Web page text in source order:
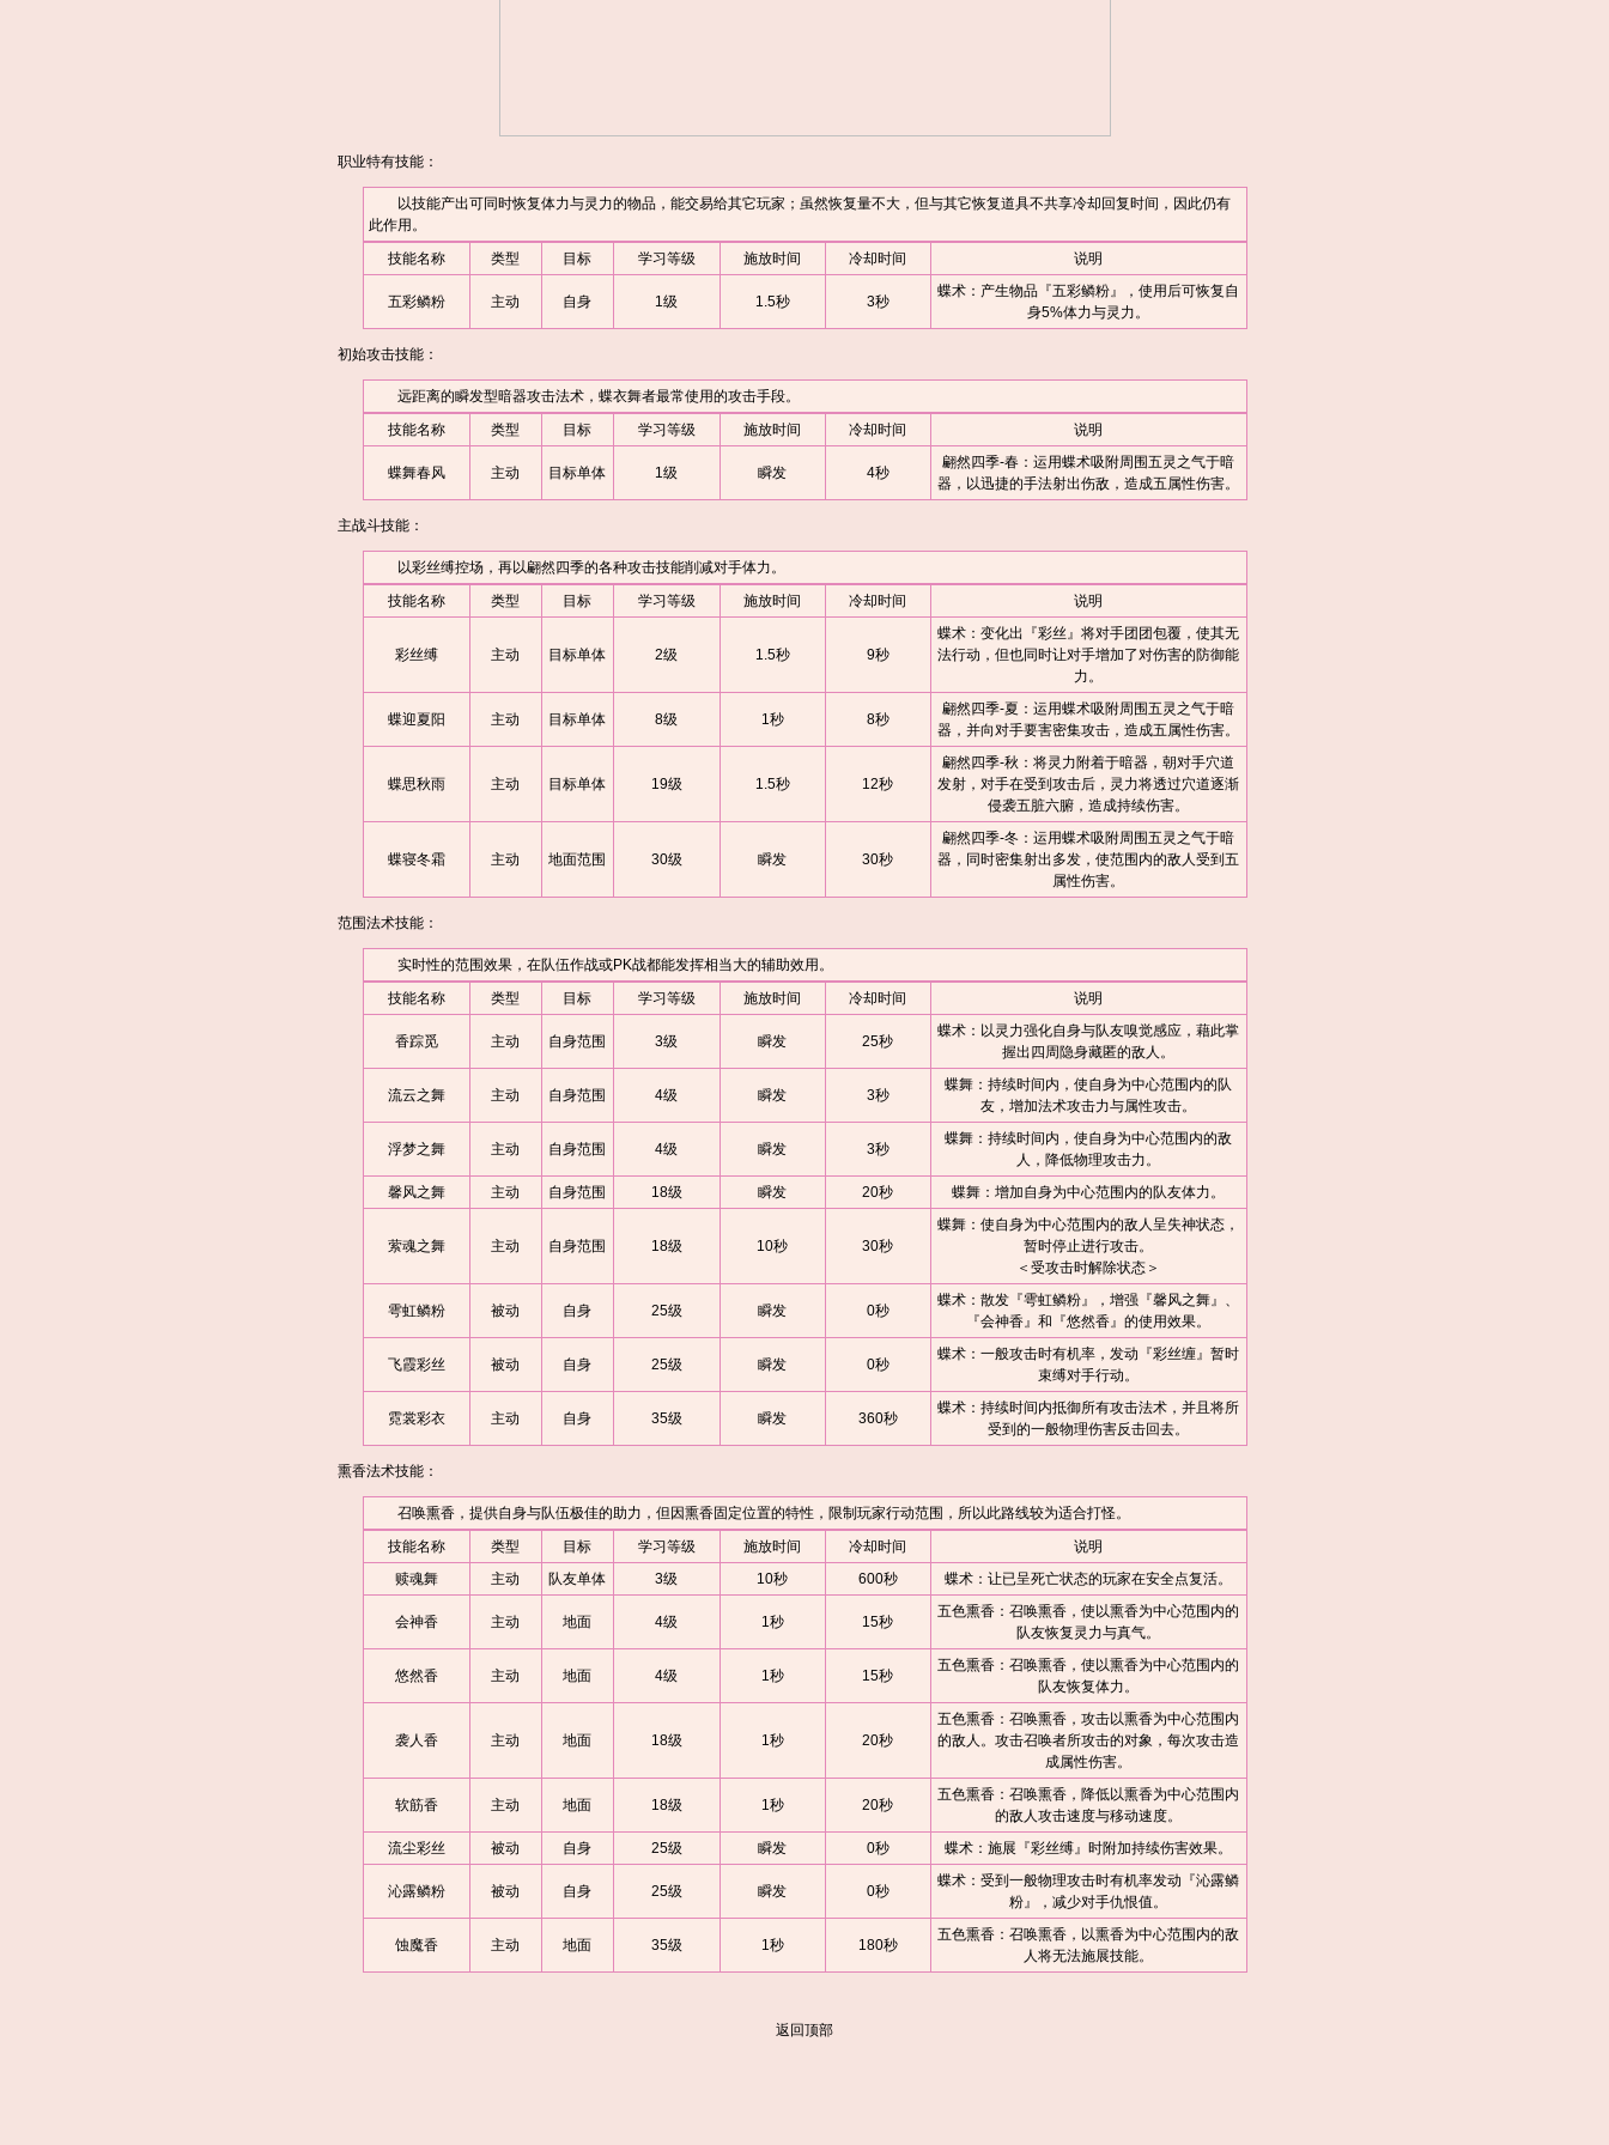
职业特有技能：
以技能产出可同时恢复体力与灵力的物品，能交易给其它玩家；虽然恢复量不大，但与其它恢复道具不共享冷却回复时间，因此仍有
此作用。
技能名称
类型 目标 学习等级 施放时间 冷却时间 说明
五彩鳞粉 主动 自身 1级 1.5秒 3秒
蝶术：产生物品『五彩鳞粉』，使用后可恢复自
身5%体力与灵力。
初始攻击技能：
远距离的瞬发型暗器攻击法术，蝶衣舞者最常使用的攻击手段。
技能名称
类型 目标 学习等级 施放时间 冷却时间 说明
蝶舞春风 主动 目标单体 1级 瞬发 4秒
翩然四季-春：运用蝶术吸附周围五灵之气于暗
器，以迅捷的手法射出伤敌，造成五属性伤害。
主战斗技能：
以彩丝缚控场，再以翩然四季的各种攻击技能削减对手体力。
技能名称
类型 目标 学习等级 施放时间 冷却时间 说明
彩丝缚 主动 目标单体 2级 1.5秒 9秒
蝶术：变化出『彩丝』将对手团团包覆，使其无
法行动，但也同时让对手增加了对伤害的防御能
力。
蝶迎夏阳 主动 目标单体 8级 1秒 8秒
翩然四季-夏：运用蝶术吸附周围五灵之气于暗
器，并向对手要害密集攻击，造成五属性伤害。
蝶思秋雨 主动 目标单体 19级 1.5秒 12秒
翩然四季-秋：将灵力附着于暗器，朝对手穴道
发射，对手在受到攻击后，灵力将透过穴道逐渐
侵袭五脏六腑，造成持续伤害。
蝶寝冬霜 主动 地面范围 30级 瞬发 30秒
翩然四季-冬：运用蝶术吸附周围五灵之气于暗
器，同时密集射出多发，使范围内的敌人受到五
属性伤害。
范围法术技能：
实时性的范围效果，在队伍作战或PK战都能发挥相当大的辅助效用。
技能名称
类型 目标 学习等级 施放时间 冷却时间 说明
香踪觅 主动 自身范围 3级 瞬发 25秒
蝶术：以灵力强化自身与队友嗅觉感应，藉此掌
握出四周隐身藏匿的敌人。
流云之舞 主动 自身范围 4级 瞬发 3秒
蝶舞：持续时间内，使自身为中心范围内的队
友，增加法术攻击力与属性攻击。
浮梦之舞 主动 自身范围 4级 瞬发 3秒
蝶舞：持续时间内，使自身为中心范围内的敌
人，降低物理攻击力。
馨风之舞
主动 自身范围 18级 瞬发 20秒 蝶舞：增加自身为中心范围内的队友体力。
萦魂之舞 主动 自身范围 18级 10秒 30秒
蝶舞：使自身为中心范围内的敌人呈失神状态，
暂时停止进行攻击。
＜受攻击时解除状态＞
雩虹鳞粉 被动 自身 25级 瞬发 0秒
蝶术：散发『雩虹鳞粉』，增强『馨风之舞』、
『会神香』和『悠然香』的使用效果。
飞霞彩丝 被动 自身 25级 瞬发 0秒
蝶术：一般攻击时有机率，发动『彩丝缠』暂时
束缚对手行动。
霓裳彩衣 主动 自身 35级 瞬发 360秒
蝶术：持续时间内抵御所有攻击法术，并且将所
受到的一般物理伤害反击回去。
熏香法术技能：
召唤熏香，提供自身与队伍极佳的助力，但因熏香固定位置的特性，限制玩家行动范围，所以此路线较为适合打怪。
技能名称
类型 目标 学习等级 施放时间 冷却时间
说明
赎魂舞
主动 队友单体 3级 10秒 600秒 蝶术：让已呈死亡状态的玩家在安全点复活。
会神香 主动 地面 4级 1秒 15秒
五色熏香：召唤熏香，使以熏香为中心范围内的
队友恢复灵力与真气。
悠然香 主动 地面 4级 1秒 15秒
五色熏香：召唤熏香，使以熏香为中心范围内的
队友恢复体力。
袭人香 主动 地面 18级 1秒 20秒
五色熏香：召唤熏香，攻击以熏香为中心范围内
的敌人。攻击召唤者所攻击的对象，每次攻击造
成属性伤害。
软筋香 主动 地面 18级 1秒 20秒
五色熏香：召唤熏香，降低以熏香为中心范围内
的敌人攻击速度与移动速度。
流尘彩丝
被动 自身 25级 瞬发 0秒 蝶术：施展『彩丝缚』时附加持续伤害效果。
沁露鳞粉 被动 自身 25级 瞬发 0秒
蝶术：受到一般物理攻击时有机率发动『沁露鳞
粉』，减少对手仇恨值。
蚀魔香 主动 地面 35级 1秒 180秒
五色熏香：召唤熏香，以熏香为中心范围内的敌
人将无法施展技能。
返回顶部